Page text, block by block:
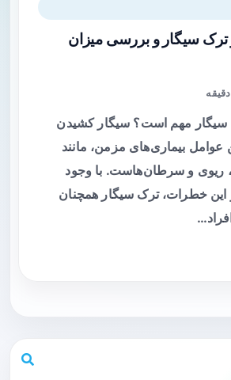
سیگار و بررسی میزان
سیگار مهم است؟ سیگار کشیدن
عوامل بیماری‌های مزمن، مانند
ریوی و سرطان‌هاست. با وجود
این خطرات، ترک سیگار همچنان